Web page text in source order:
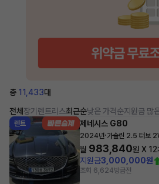
총 11,433대
전체 장기렌트리스최근순낮은 가격순지원금 많
렌트 제네시스 G80
2024년·가솔린 2.5 터보
월 983,840원 X 12
지원금3,000,000원
조회 6,624방금전